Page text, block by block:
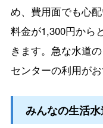
め、費用面でも心
料金が1,300円から
きます。急な水道
センターの利用がお
みんなの生活